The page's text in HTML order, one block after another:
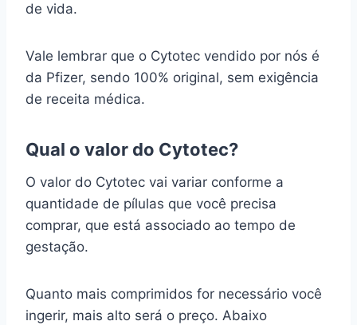
de vida.
Vale lembrar que o Cytotec vendido por nós é
da Pfizer, sendo 100% original, sem exigência
de receita médica.
Qual o valor do Cytotec?
O valor do Cytotec vai variar conforme a
quantidade de pílulas que você precisa
comprar, que está associado ao tempo de
gestação.
Quanto mais comprimidos for necessário você
ingerir, mais alto será o preço. Abaixo